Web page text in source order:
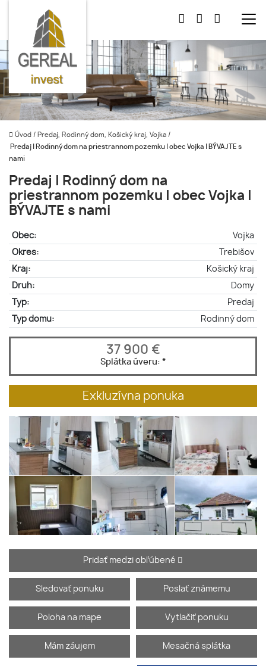
Úvod / Predaj, Rodinný dom, Košický kraj, Vojka /
Predaj | Rodinný dom na priestrannom pozemku | obec Vojka | BÝVAJTE s
nami
Predaj | Rodinný dom na
priestrannom pozemku | obec Vojka |
BÝVAJTE s nami
Obec:
Vojka
Okres:
Trebišov
Kraj:
Košický kraj
Druh:
Domy
Typ:
Predaj
Typ domu:
Rodinný dom
37 900 €
Splátka úveru: *
Exkluzívna ponuka
Pridať medzi obľúbené
Sledovať ponuku Poslať známemu
Poloha na mape Vytlačiť ponuku
Mám záujem Mesačná splátka